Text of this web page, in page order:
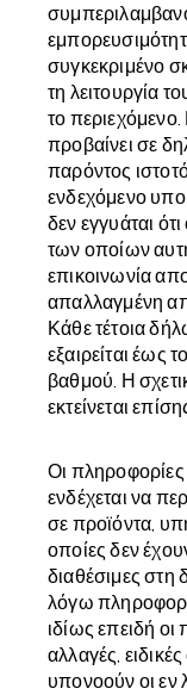
συγκεκριμένο
τη λειτουργία
το περιεχόμενο.
προβαίνει σε
παρόντος
ενδεχόμενο
δεν εγγυάται
των οποίων
επικοινωνία
απαλλαγμένη
Κάθε τέτοια
εξαιρείται έως
βαθμού. Η
εκτείνεται
Οι
ενδέχεται να
σε προϊόντα,
οποίες δεν
διαθέσιμες στη
λόγω
ιδίως επειδή
αλλαγές,
υπονοούν οι εν